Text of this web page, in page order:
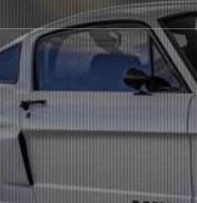
ニ),Asanti(ア